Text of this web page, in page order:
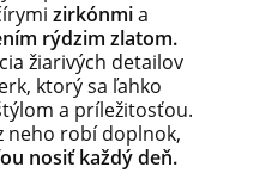
zirkónmia
rýdzim zlatom.
žiarivých detailov
ktorý sa ľahko
a príležitosťou.
neho robí doplnok,
nosiť každý deň.